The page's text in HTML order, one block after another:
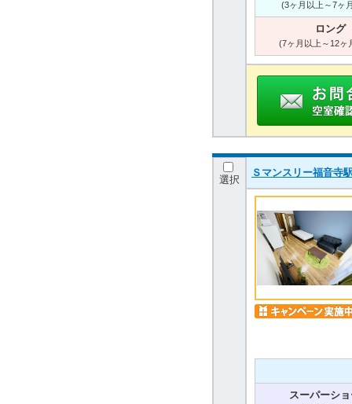
(3ヶ月以上～7ヶ
ロング
(7ヶ月以上～12ヶ
選択
Ｓマンスリー福音寺
スーパーシ